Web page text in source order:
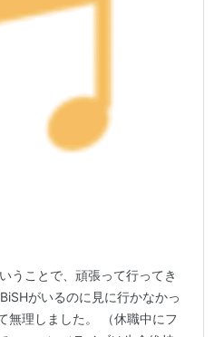
うことで、頑張って行ってき
がいるのに見に行かなかっ
無理しました。 （休職中にフ